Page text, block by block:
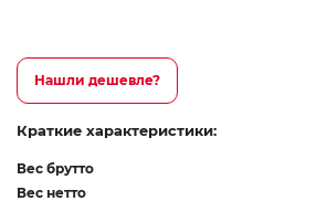
Нашли дешевле?
Краткие характеристики:
Вес брутто
Вес нетто